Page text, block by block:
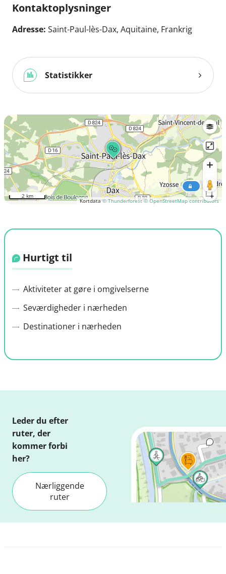
Kontaktoplysninger
Adresse: Saint-Paul-lès-Dax, Aquitaine, Frankrig
Statistikker
Kortdata© Thunderforest © OpenStreetMap contributors
2 km
Hurtigt til
Aktiviteter at gøre i omgivelserne
Seværdigheder i nærheden
Destinationer i nærheden
Leder du efter
ruter, der
kommer forbi
her?
Nærliggende
ruter